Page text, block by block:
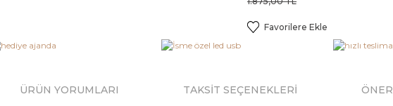
ÜRÜN YORUMLARI TAKSİT SEÇENEKLERİ